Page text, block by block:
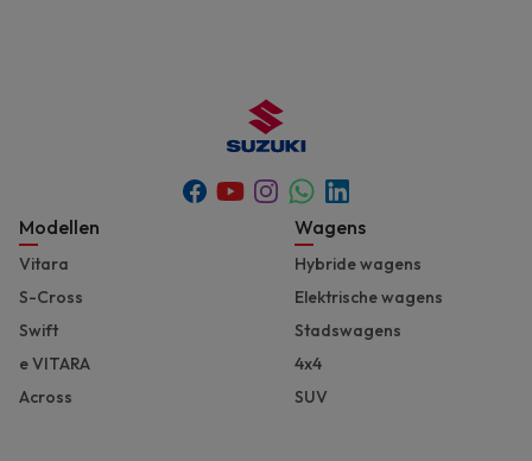
Facebook
YoutubeInstagram
Whatsapp
Linkedin
Footer
Modellen
Vitara
S-Cross
Swift
e VITARA
Across
Wagens
Hybride wagens
Elektrische wagens
Stadswagens
4x4
SUV